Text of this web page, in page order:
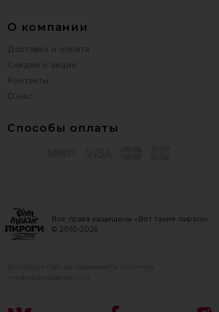
О компании
Доставка и оплата
Скидки и акции
Контакты
О нас
Способы оплаты
Все права защищены «Вот такие пироги»
© 2010-2026